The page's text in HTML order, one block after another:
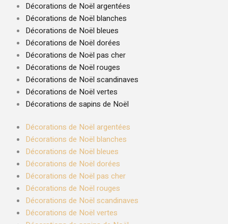
Décorations de Noël argentées
Décorations de Noël blanches
Décorations de Noël bleues
Décorations de Noël dorées
Décorations de Noël pas cher
Décorations de Noël rouges
Décorations de Noël scandinaves
Décorations de Noël vertes
Décorations de sapins de Noël
Décorations de Noël argentées
Décorations de Noël blanches
Décorations de Noël bleues
Décorations de Noël dorées
Décorations de Noël pas cher
Décorations de Noël rouges
Décorations de Noël scandinaves
Décorations de Noël vertes